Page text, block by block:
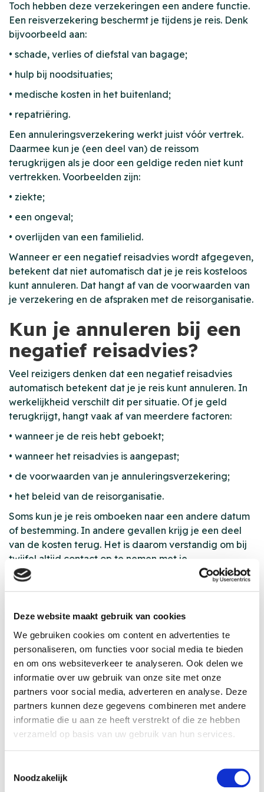
Deze website maakt gebruik van cookies
We gebruiken cookies om content en advertenties te
personaliseren, om functies voor social media te bieden
en om ons websiteverkeer te analyseren. Ook delen we
informatie over uw gebruik van onze site met onze
partners voor social media, adverteren en analyse. Deze
partners kunnen deze gegevens combineren met andere
informatie die u aan ze heeft verstrekt of die ze hebben
verzameld op basis van uw gebruik van hun services.
Noodzakelijk
Toch hebben deze verzekeringen een andere functie.
Een reisverzekering beschermt je tijdens je reis. Denk
bijvoorbeeld aan:
• schade, verlies of diefstal van bagage;
• hulp bij noodsituaties;
• medische kosten in het buitenland;
• repatriëring.
Een annuleringsverzekering werkt juist vóór vertrek.
Daarmee kun je (een deel van) de reissom
terugkrijgen als je door een geldige reden niet kunt
vertrekken. Voorbeelden zijn:
• ziekte;
• een ongeval;
• overlijden van een familielid.
Wanneer er een negatief reisadvies wordt afgegeven,
betekent dat niet automatisch dat je je reis kosteloos
kunt annuleren. Dat hangt af van de voorwaarden van
je verzekering en de afspraken met de reisorganisatie.
Kun je annuleren bij een
negatief reisadvies?
Veel reizigers denken dat een negatief reisadvies
automatisch betekent dat je je reis kunt annuleren. In
werkelijkheid verschilt dit per situatie. Of je geld
terugkrijgt, hangt vaak af van meerdere factoren:
• wanneer je de reis hebt geboekt;
• wanneer het reisadvies is aangepast;
• de voorwaarden van je annuleringsverzekering;
• het beleid van de reisorganisatie.
Soms kun je je reis omboeken naar een andere datum
of bestemming. In andere gevallen krijg je een deel
van de kosten terug. Het is daarom verstandig om bij
twijfel altijd contact op te nemen met je
reisorganisatie of verzekeraar.
bij je reisverzekering
vóór vertrek?
Calamiteiten zijn nooit helemaal te voorspellen. Toch
kun je jezelf goed voorbereiden. Controleer vóór
vertrek altijd:
• de dekking van je reisverzekering;
• de voorwaarden van je annuleringsverzekering;
• het actuele reisadvies van Buitenlandse Zaken.